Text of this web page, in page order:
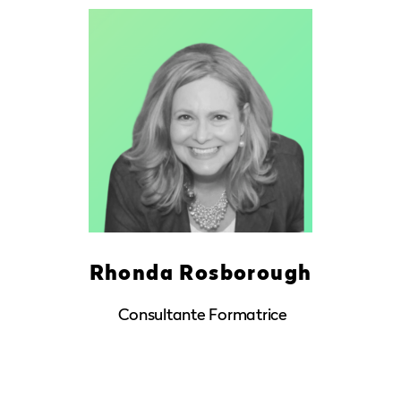
Rhonda Rosborough
Consultante Formatrice